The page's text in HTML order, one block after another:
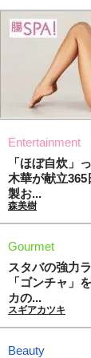
Entertainment
「ほぼ自炊」
木華が献立
製お...
森美樹
Gourmet
スタバの強力
「ゴンチャ」
カの...
スギアカツキ
Beauty